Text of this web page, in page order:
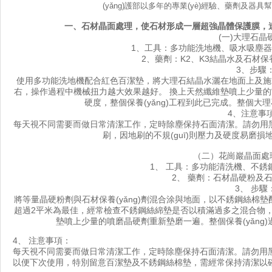
(yǎng)護部以多年的專業(yè)經驗、藥劑及器具
一、 石材晶面處理，使石材形成一層超強晶體保護膜，
(一)大理石晶
1、工具：多功能洗地機、吸水吸
2、藥劑：K2、K3結晶水及石材
3、步驟
使用多功能洗地機配合紅色百潔墊，將大理石結晶水灑在地面上及施
右，操作過程中機械扭力越大效果越好。 換上天然纖維墊噴上少
硬度，整個保養(yǎng)工程到此已完成。整個大
4、注意事
每天視不同需要而做日常清潔工作，定時除塵保持石面清潔。請勿
刷，因地刷的不規(guī)則壓力及硬度易磨損地
（二） 花崗巖晶面處
1、 工具：多功能清洗機、不銹
2、 藥劑：石材晶硬粉及
3、 步驟
將等量晶硬粉劑與石材保養(yǎng)劑混合涂與地面，以不銹鋼絲棉
超過2平米為最佳，經常檢查不銹鋼絲綿墊是否以積滿過多之混合
墊噴上少量的噴磨晶硬劑重新墊磨一遍。整個保養(yǎng)
4、 注意事項：
每天視不同需要而做日常清潔工作，定時除塵保持石面清潔。請勿
以便下次使用，特別留意百潔墊及不銹鋼絲棉墊，需經常保持清潔